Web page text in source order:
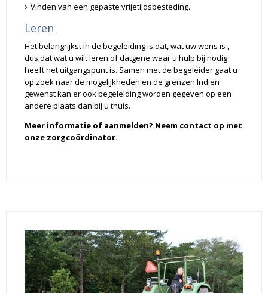
Vinden van een gepaste vrijetijdsbesteding.
Leren
Het belangrijkst in de begeleiding is dat, wat uw wens is ,
dus dat wat u wilt leren of datgene waar u hulp bij nodig
heeft het uitgangspunt is. Samen met de begeleider gaat u
op zoek naar de mogelijkheden en de grenzen.Indien
gewenst kan er ook begeleiding worden gegeven op een
andere plaats dan bij u thuis.
Meer informatie of aanmelden? Neem contact op met
onze zorgcoördinator.